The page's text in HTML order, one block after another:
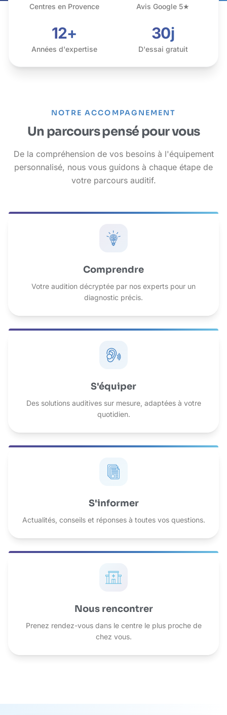
Centres en Provence Avis Google 5★
12+
Années d'expertise
30j
D'essai gratuit
NOTRE ACCOMPAGNEMENT
Un parcours pensé pour vous
De la compréhension de vos besoins à l'équipement
personnalisé, nous vous guidons à chaque étape de
votre parcours auditif.
Comprendre
Votre audition décryptée par nos experts pour un
diagnostic précis.
S'équiper
Des solutions auditives sur mesure, adaptées à votre
quotidien.
S'informer
Actualités, conseils et réponses à toutes vos questions.
Nous rencontrer
Prenez rendez-vous dans le centre le plus proche de
chez vous.